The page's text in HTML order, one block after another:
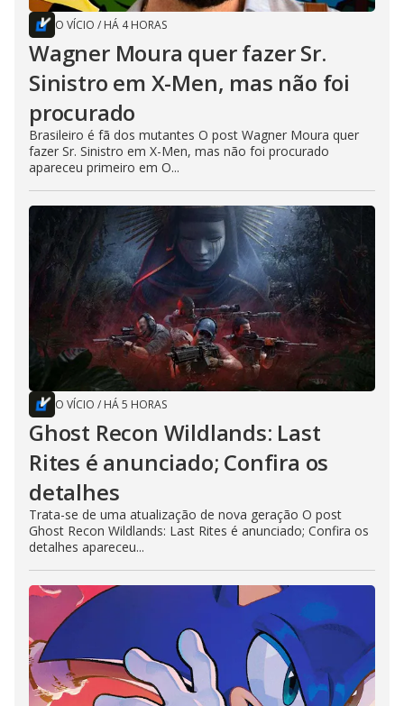
O VÍCIO / HÁ 4 HORAS
Wagner Moura quer fazer Sr.
Sinistro em X-Men, mas não foi
procurado
Brasileiro é fã dos mutantes O post Wagner Moura quer
fazer Sr. Sinistro em X-Men, mas não foi procurado
apareceu primeiro em O...
O VÍCIO / HÁ 5 HORAS
Ghost Recon Wildlands: Last
Rites é anunciado; Confira os
detalhes
Trata-se de uma atualização de nova geração O post
Ghost Recon Wildlands: Last Rites é anunciado; Confira os
detalhes apareceu...